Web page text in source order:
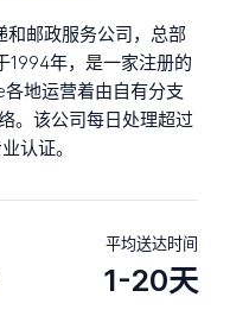
邮政服务公司，总部
1994年，是一家注册的
地运营着由自有分支
。该公司每日处理超过
认证。
平均送达时间
1-20天